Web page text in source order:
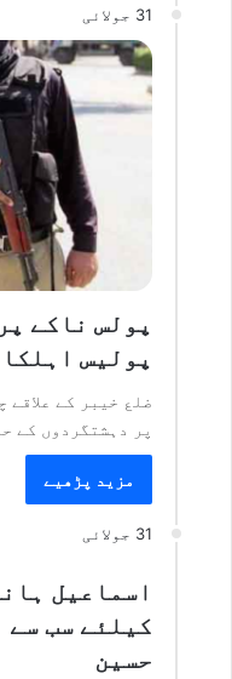
31 جولائی
پولیس اہلکاروں
ضلع خیبر کے
پر دہشتگردوں کے حملے میں 2 پولیس
مزید پڑھیے
31 جولائی
اسماعیل
کیلئے سب سے
حسین